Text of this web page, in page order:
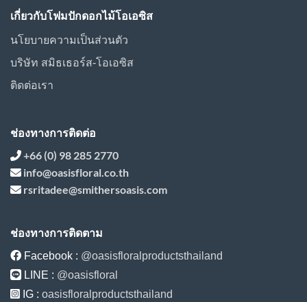
เกี่ยวกับโฟมปักดอกไม้โอเอซิส
นโยบายความเป็นส่วนตัว
บริษัท สมิธเธอร์ส-โอเอซิส
ติดต่อเรา
ช่องทางการติดต่อ
+66 (0) 98 285 2770
info@oasisfloral.co.th
rsritadee@smithersoasis.com
ช่องทางการติดตาม
Facebook : @oasisfloralproductsthailand
LINE : @oasisfloral
IG : oasisfloralproductsthailand